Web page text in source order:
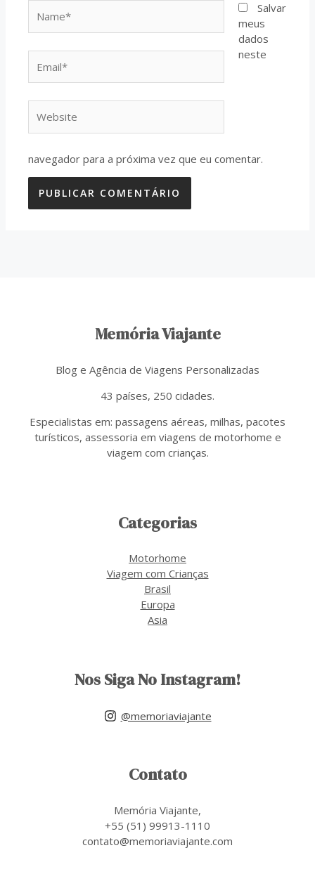
Salvar
meus
dados
neste
navegador para a próxima vez que eu comentar.
Memória Viajante
Blog e Agência de Viagens Personalizadas
43 países, 250 cidades.
Especialistas em: passagens aéreas, milhas, pacotes
turísticos, assessoria em viagens de motorhome e
viagem com crianças.
Categorias
Motorhome
Viagem com Crianças
Brasil
Europa
Asia
Nos Siga No Instagram!
@memoriaviajante
Contato
Memória Viajante,
+55 (51) 99913-1110
contato@memoriaviajante.com